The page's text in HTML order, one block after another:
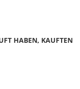
HABEN, KAUFTEN